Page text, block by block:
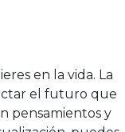
en la vida. La
el futuro que
pensamientos y